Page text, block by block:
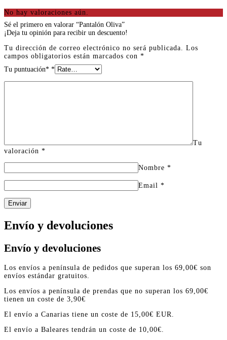
No hay valoraciones aún.
Sé el primero en valorar “Pantalón Oliva”
¡Deja tu opinión para recibir un descuento!
Tu dirección de correo electrónico no será publicada.
Los
campos obligatorios están marcados con *
Tu puntuación* *
Tu
valoración *
Nombre *
Email *
Enviar
Envío y devoluciones
Envío y devoluciones
Los envíos a península de pedidos que superan los 69,00€ son
envíos estándar gratuitos.
Los envíos a península de prendas que no superan los 69,00€
tienen un coste de 3,90€
El envío a Canarias tiene un coste de 15,00€ EUR.
El envío a Baleares tendrán un coste de 10,00€.